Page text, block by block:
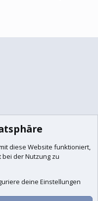
diese Website funktioniert,
der Nutzung zu
deine Einstellungen